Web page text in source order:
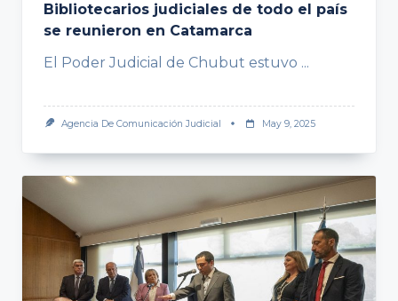
Bibliotecarios judiciales de todo el país
se reunieron en Catamarca
El Poder Judicial de Chubut estuvo ...
Agencia De Comunicación Judicial May 9, 2025